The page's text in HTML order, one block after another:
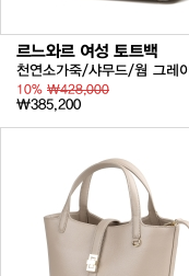
르느와르 여성 토트백
천연소가죽/샤무드/웜 그레이
10% ₩428,000
₩385,200